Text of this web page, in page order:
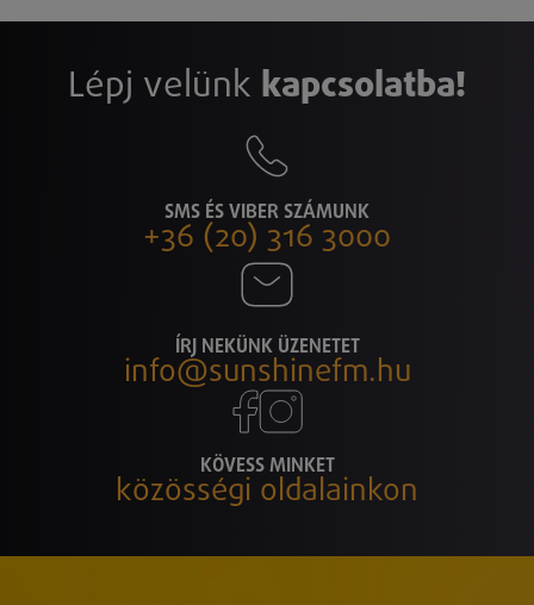
Lépj velünk kapcsolatba!
SMS ÉS VIBER SZÁMUNK
+36 (20) 316 3000
ÍRJ NEKÜNK ÜZENETET
info@sunshinefm.hu
KÖVESS MINKET
közösségi oldalainkon